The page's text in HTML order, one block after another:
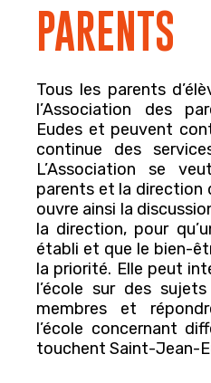
PARENTS
Tous les parents
l’Association des
Eudes et peuvent
continue des
L’Association se
parents et la direction
ouvre ainsi la
la direction, pour
établi et que le bien-
la priorité. Elle peut
l’école sur des
membres et
l’école concernant
touchent Saint-Jean-